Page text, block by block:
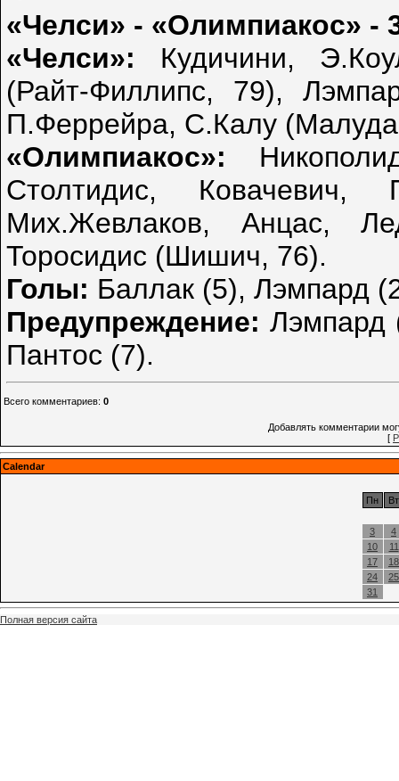
«Челси» - «Олимпиакос» -
«Челси»: Кудичини,
(Райт-Филлипс, 79),
П.Феррейра, С.Калу
«Олимпиакос»:
Столтидис, Ковачевич,
Мих.Жевлаков, Анцас,
Торосидис (Шишич, 76).
Голы: Баллак (5), Лэмпард
Предупреждение: Лэмпард
Пантос (7).
Всего комментариев: 0
Добавлять комментарии
[
Calendar
Пн Вт
3
4
10
11
17
18
24
25
31
Полная версия сайта